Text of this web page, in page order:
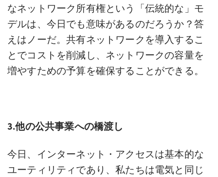
なネットワーク所有権という「伝統的な」モ
デルは、今日でも意味があるのだろうか？答
えはノーだ。共有ネットワークを導入するこ
とでコストを削減し、ネットワークの容量を
増やすための予算を確保することができる。
3.他の公共事業への橋渡し
今日、インターネット・アクセスは基本的な
ユーティリティであり、私たちは電気と同じ